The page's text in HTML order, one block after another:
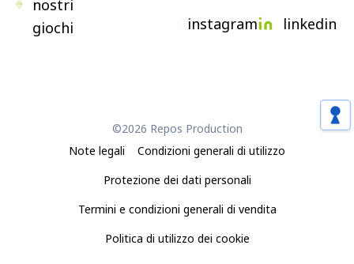
nostri
giochi
instagram linkedin
©2026 Repos Production
Note legali
Condizioni generali di utilizzo
Protezione dei dati personali
Termini e condizioni generali di vendita
Politica di utilizzo dei cookie